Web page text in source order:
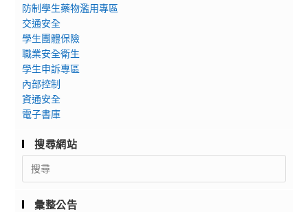
防制學生藥物濫用專區
交通安全
學生團體保險
職業安全衛生
學生申訴專區
內部控制
資通安全
電子書庫
搜尋網站
Search
for:
彙整公告